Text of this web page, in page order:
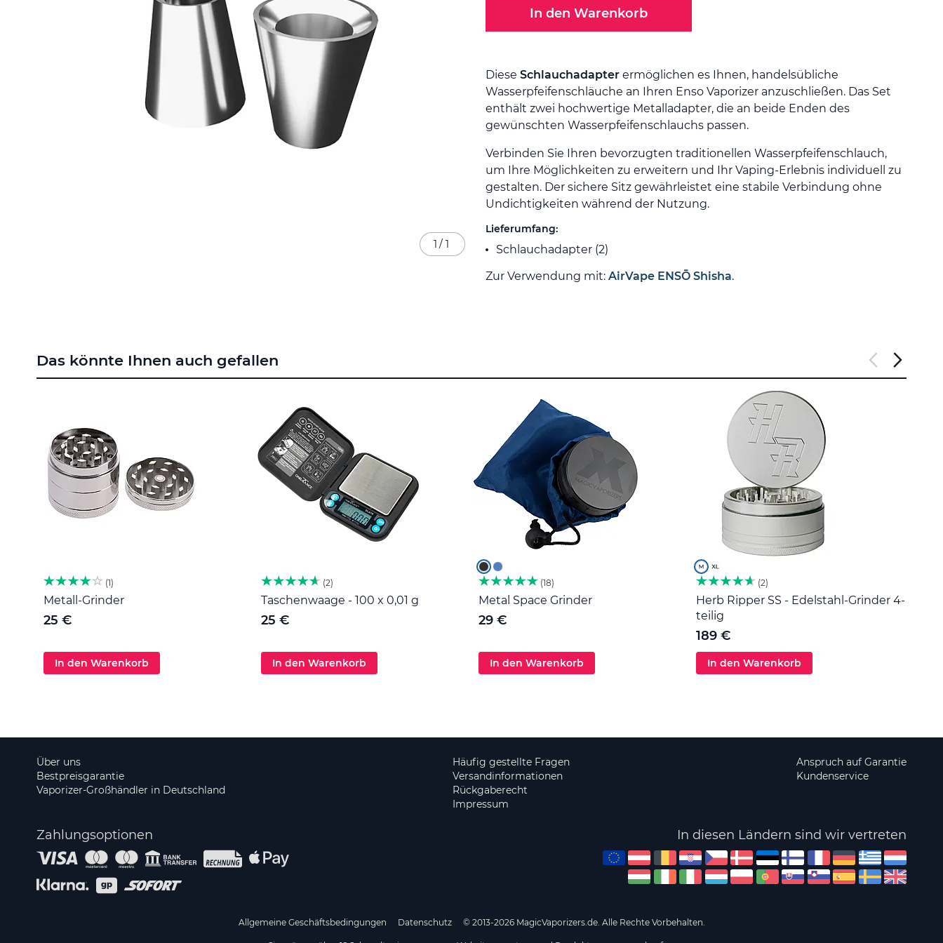
In den Warenkorb
Diese Schlauchadapter ermöglichen es Ihnen, handelsübliche
Wasserpfeifenschläuche an Ihren Enso Vaporizer anzuschließen. Das Set
enthält zwei hochwertige Metalladapter, die an beide Enden des
gewünschten Wasserpfeifenschlauchs passen.
Verbinden Sie Ihren bevorzugten traditionellen Wasserpfeifenschlauch,
um Ihre Möglichkeiten zu erweitern und Ihr Vaping-Erlebnis individuell zu
gestalten. Der sichere Sitz gewährleistet eine stabile Verbindung ohne
Undichtigkeiten während der Nutzung.
Lieferumfang:
Schlauchadapter (2)
Zur Verwendung mit: AirVape ENSŌ Shisha.
1 / 1
der
Bildgalerie
Das könnte Ihnen auch gefallen
1
Metall-Grinder
25 €
In den Warenkorb
2
Taschenwaage - 100 x 0,01 g
25 €
In den Warenkorb
18
Metal Space Grinder
29 €
In den Warenkorb
2
Herb Ripper SS - Edelstahl-Grinder 4-
teilig
189 €
In den Warenkorb
Über uns
Bestpreisgarantie
Vaporizer-Großhändler in Deutschland
Häufig gestellte Fragen
Versandinformationen
Rückgaberecht
Impressum
Anspruch auf Garantie
Kundenservice
Zahlungsoptionen In diesen Ländern sind wir vertreten
Allgemeine Geschäftsbedingungen Datenschutz © 2013-2026 MagicVaporizers.de. Alle Rechte Vorbehalten.